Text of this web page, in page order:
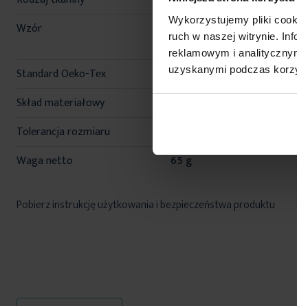
Wykorzystujemy pliki
ruch w naszej witrynie.
reklamowym i
uzyskanymi podczas
Wzór
jednokolorowe,
bordiurą
Standard Oeko-Tex
tak
Skład materiałowy
Tolerancja rozmiaru
Waga netto
65 g
Pobierz instrukcję użytkowania i bezpieczeństwa produktu